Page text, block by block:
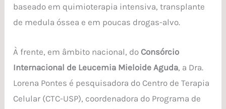
baseado em quimioterapia intensiva, transplante
de medula óssea e em poucas drogas-alvo.
À frente, em âmbito nacional, do Consórcio
Internacional de Leucemia Mieloide Aguda, a Dra.
Lorena Pontes é pesquisadora do Centro de Terapia
Celular (CTC-USP), coordenadora do Programa de